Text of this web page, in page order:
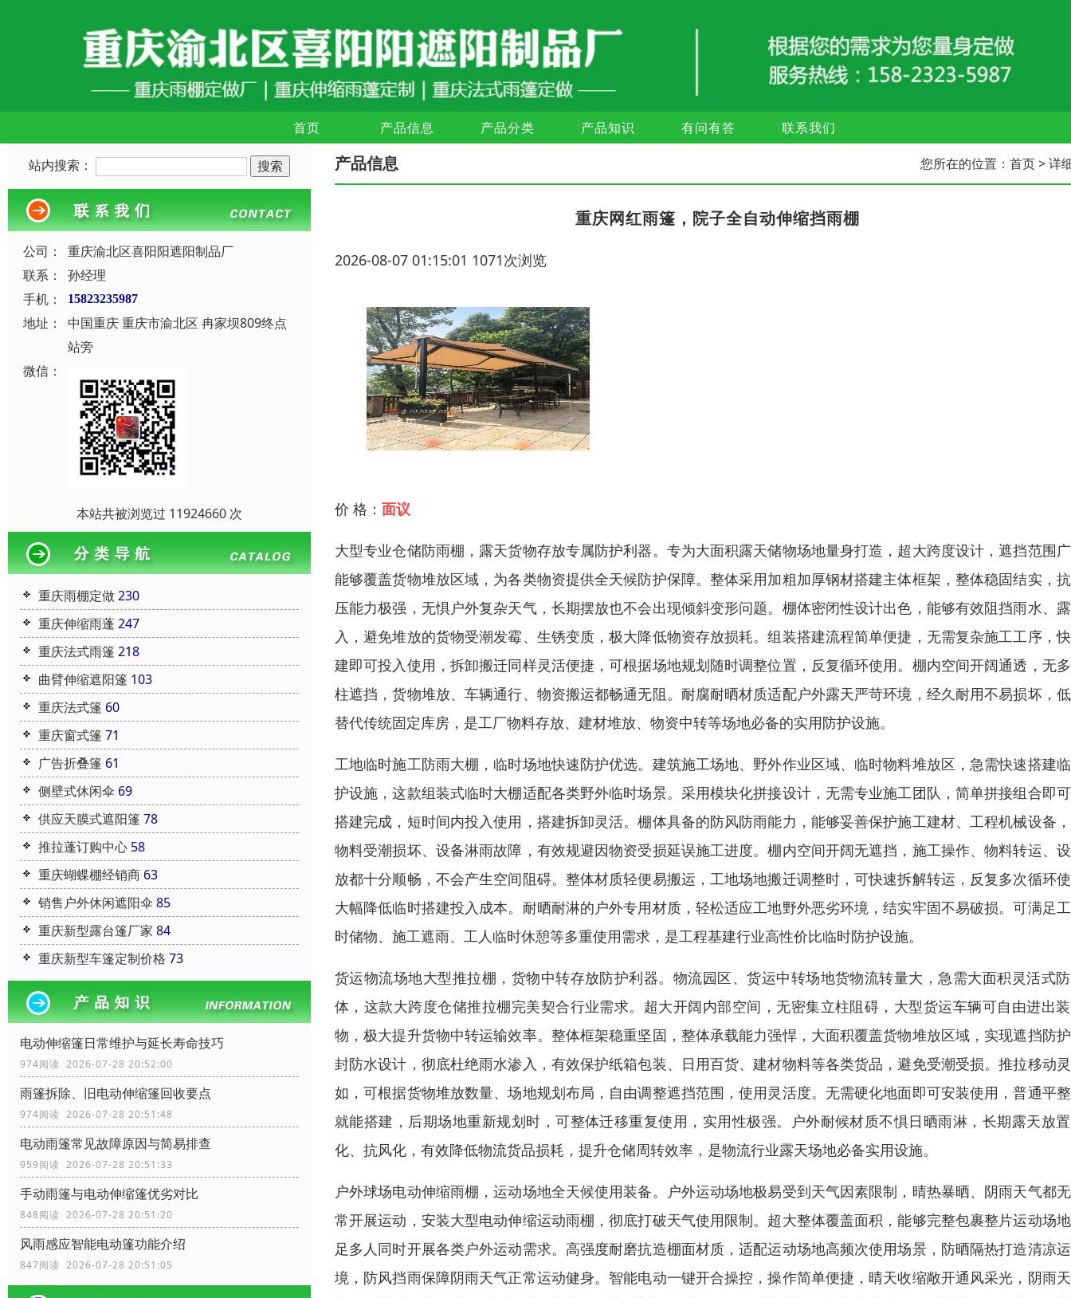
首页 产品信息 产品分类 产品知识 有问有答 联系我们
站内搜索：
公司：
重庆渝北区喜阳阳遮阳制品厂
联系：
孙经理
手机：
15823235987
地址：
中国重庆 重庆市渝北区 冉家坝809终点
站旁
微信：
本站共被浏览过 11924660 次
重庆雨棚定做230
重庆伸缩雨蓬247
重庆法式雨篷 218
曲臂伸缩遮阳篷 103
重庆法式篷 60
重庆窗式篷 71
广告折叠篷 61
侧壁式休闲伞 69
供应天膜式遮阳篷 78
推拉蓬订购中心 58
重庆蝴蝶棚经销商 63
销售户外休闲遮阳伞 85
重庆新型露台篷厂家 84
重庆新型车篷定制价格 73
电动伸缩篷日常维护与延长寿命技巧
974阅读 2026-07-28 20:52:00
雨篷拆除、旧电动伸缩篷回收要点
974阅读 2026-07-28 20:51:48
电动雨篷常见故障原因与简易排查
959阅读 2026-07-28 20:51:33
手动雨篷与电动伸缩篷优劣对比
848阅读 2026-07-28 20:51:20
风雨感应智能电动篷功能介绍
847阅读 2026-07-28 20:51:05
产品信息 您所在的位置： 首页> 详
重庆网红雨篷，院子全自动伸缩挡雨棚
2026-08-07 01:15:01 1071次浏览
价 格： 面议
大型专业仓储防雨棚，露天货物存放专属防护利器。专为大面积露天储物场地量身打造，超大跨度设计，遮挡范围
能够覆盖货物堆放区域，为各类物资提供全天候防护保障。整体采用加粗加厚钢材搭建主体框架，整体稳固结实，
压能力极强，无惧户外复杂天气，长期摆放也不会出现倾斜变形问题。棚体密闭性设计出色，能够有效阻挡雨水、
入，避免堆放的货物受潮发霉、生锈变质，极大降低物资存放损耗。组装搭建流程简单便捷，无需复杂施工工序，
建即可投入使用，拆卸搬迁同样灵活便捷，可根据场地规划随时调整位置，反复循环使用。棚内空间开阔通透，无
柱遮挡，货物堆放、车辆通行、物资搬运都畅通无阻。耐腐耐晒材质适配户外露天严苛环境，经久耐用不易损坏，
替代传统固定库房，是工厂物料存放、建材堆放、物资中转等场地必备的实用防护设施。
工地临时施工防雨大棚，临时场地快速防护优选。建筑施工场地、野外作业区域、临时物料堆放区，急需快速搭建
护设施，这款组装式临时大棚适配各类野外临时场景。采用模块化拼接设计，无需专业施工团队，简单拼接组合即
搭建完成，短时间内投入使用，搭建拆卸灵活。棚体具备的防风防雨能力，能够妥善保护施工建材、工程机械设备
物料受潮损坏、设备淋雨故障，有效规避因物资受损延误施工进度。棚内空间开阔无遮挡，施工操作、物料转运、
放都十分顺畅，不会产生空间阻碍。整体材质轻便易搬运，工地场地搬迁调整时，可快速拆解转运，反复多次循环
大幅降低临时搭建投入成本。耐晒耐淋的户外专用材质，轻松适应工地野外恶劣环境，结实牢固不易破损。可满足
时储物、施工遮雨、工人临时休憩等多重使用需求，是工程基建行业高性价比临时防护设施。
货运物流场地大型推拉棚，货物中转存放防护利器。物流园区、货运中转场地货物流转量大，急需大面积灵活式
体，这款大跨度仓储推拉棚完美契合行业需求。超大开阔内部空间，无密集立柱阻碍，大型货运车辆可自由进出
物，极大提升货物中转运输效率。整体框架稳重坚固，整体承载能力强悍，大面积覆盖货物堆放区域，实现遮挡防
封防水设计，彻底杜绝雨水渗入，有效保护纸箱包装、日用百货、建材物料等各类货品，避免受潮受损。推拉移动
如，可根据货物堆放数量、场地规划布局，自由调整遮挡范围，使用灵活度。无需硬化地面即可安装使用，普通平
就能搭建，后期场地重新规划时，可整体迁移重复使用，实用性极强。户外耐候材质不惧日晒雨淋，长期露天放
化、抗风化，有效降低物流货品损耗，提升仓储周转效率，是物流行业露天场地必备实用设施。
户外球场电动伸缩雨棚，运动场地全天候使用装备。户外运动场地极易受到天气因素限制，晴热暴晒、阴雨天气都
常开展运动，安装大型电动伸缩运动雨棚，彻底打破天气使用限制。超大整体覆盖面积，能够完整包裹整片运动场
足多人同时开展各类户外运动需求。高强度耐磨抗造棚面材质，适配运动场地高频次使用场景，防晒隔热打造清凉
境，防风挡雨保障阴雨天气正常运动健身。智能电动一键开合操控，操作简单便捷，晴天收缩敞开通风采光，阴雨